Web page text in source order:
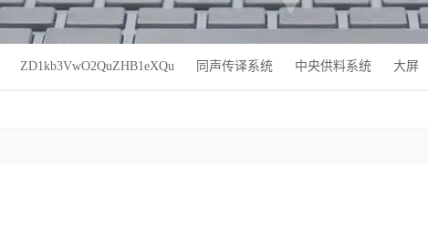
ZD1kb3VwO2QuZHB1eXQu 同声传译系统 中央供料系统 大屏